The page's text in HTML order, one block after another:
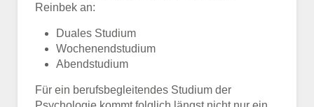
Reinbek an:
Duales Studium
Wochenendstudium
Abendstudium
Für ein berufsbegleitendes Studium der